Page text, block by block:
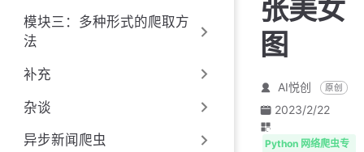
模块三：多种形式的爬取方
法
补充
杂谈
异步新闻爬虫
张美女
图
AI悦创 原创
2023/2/22
Python 网络爬虫专